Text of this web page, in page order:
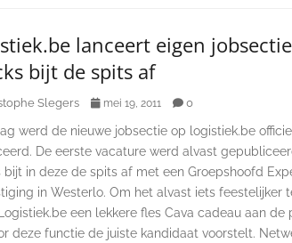
lanceert eigen
bijt de spits af
Slegers mei 19, 2011 0
werd de nieuwe jobsectie op logistiek.be
De eerste vacature werd alvast
bijt in deze de spits af met een Groepshoofd
in Westerlo. Om het alvast iets feestelijker
een lekkere fles Cava cadeau aan de
deze functie de juiste kandidaat voorstelt.